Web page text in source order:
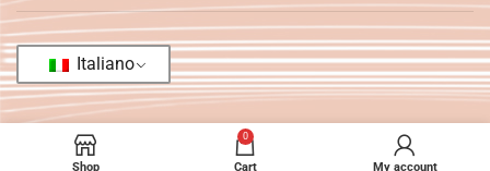
Italiano
Shop
0
Cart My account